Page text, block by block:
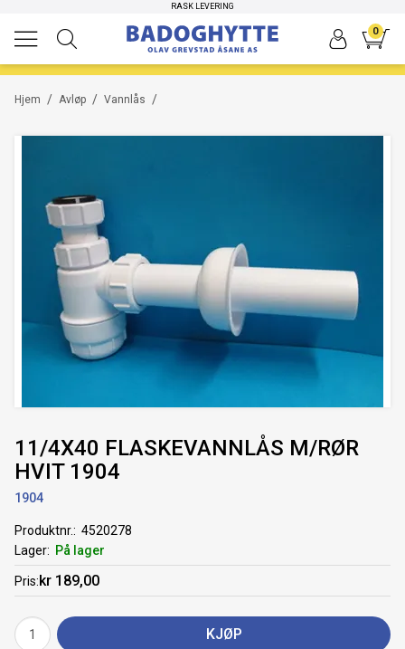
RASK LEVERING
HØYKVALITETS PRODUKTER
0
/
Hjem /
Avløp /
Vannlås
11/4X40 FLASKEVANNLÅS M/RØR
HVIT 1904
1904
Produktnr.
4520278
Lager
På lager
Pris kr 189,00
KJØP